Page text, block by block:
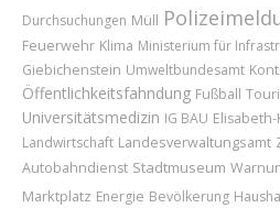
Durchsuchungen Müll
Feuerwehr Klima Ministerium für
Giebichenstein Umweltbundesamt
Öffentlichkeitsfahndung Fußball
Universitätsmedizin IG BAU
Landwirtschaft Landesverwaltungsamt
Autobahndienst Stadtmuseum
Marktplatz Energie Bevölkerung